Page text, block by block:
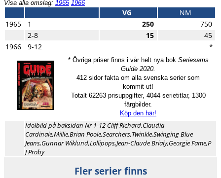
Visa alla omslag: 1965 1966
VG
NM
1965
1 250
750
2-8
15
45
1966
9-12 *
* Övriga priser finns i vår helt nya bok Seriesams
Guide 2020.
412 sidor fakta om alla svenska serier som
kommit ut!
Totalt 62263 prisuppgifter, 4044 serietitlar, 1300
färgbilder.
Köp den här!
Idolbild på baksidan Nr 1-12 Cliff Richard,Claudia
Cardinale,Millie,Brian Poole,Searchers,Twinkle,Swinging Blue
Jeans,Gunnar Wiklund,Lollipops,Jean-Claude Brialy,Georgie Fame,P
J Proby
Fler serier finns